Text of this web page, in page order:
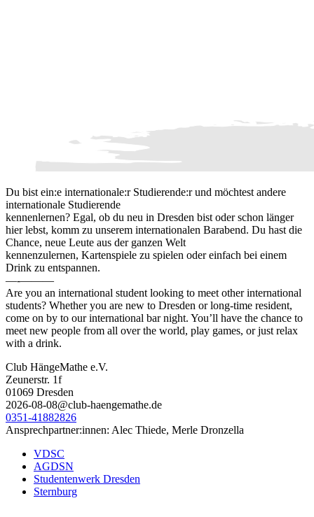
Du bist ein:e internationale:r Studierende:r und möchtest andere
internationale Studierende
kennenlernen? Egal, ob du neu in Dresden bist oder schon länger
hier lebst, komm zu unserem internationalen Barabend. Du hast die
Chance, neue Leute aus der ganzen Welt
kennenzulernen, Kartenspiele zu spielen oder einfach bei einem
Drink zu entspannen.
—‐———
Are you an international student looking to meet other international
students? Whether you are new to Dresden or long-time resident,
come on by to our international bar night. You’ll have the chance to
meet new people from all over the world, play games, or just relax
with a drink.
Club HängeMathe e.V.
Zeunerstr. 1f
01069 Dresden
2026-08-08@club-haengemathe.de
0351-41882826
Ansprechpartner:innen: Alec Thiede, Merle Dronzella
VDSC
AGDSN
Studentenwerk Dresden
Sternburg